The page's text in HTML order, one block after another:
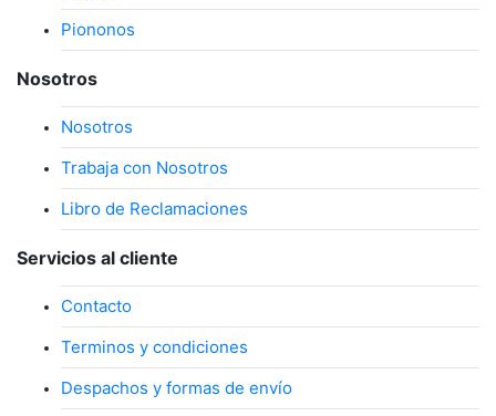
Piononos
Nosotros
Nosotros
Trabaja con Nosotros
Libro de Reclamaciones
Servicios al cliente
Contacto
Terminos y condiciones
Despachos y formas de envío